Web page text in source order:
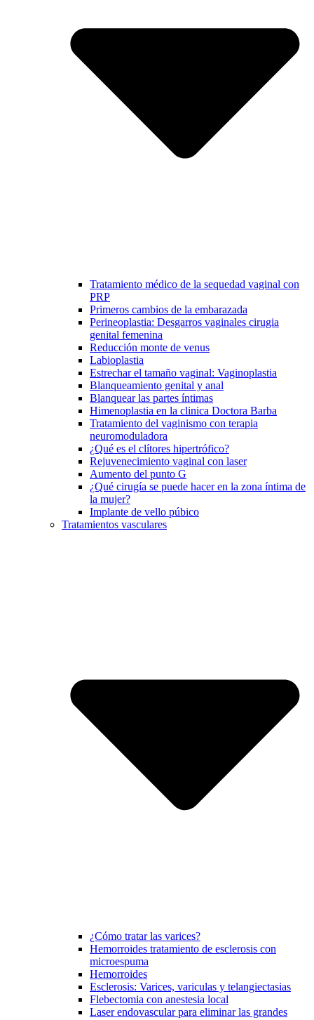
Tratamiento médico de la sequedad vaginal con
PRP
Primeros cambios de la embarazada
Perineoplastia: Desgarros vaginales cirugia
genital femenina
Reducción monte de venus
Labioplastia
Estrechar el tamaño vaginal: Vaginoplastia
Blanqueamiento genital y anal
Blanquear las partes íntimas
Himenoplastia en la clinica Doctora Barba
Tratamiento del vaginismo con terapia
neuromoduladora
¿Qué es el clítores hipertrófico?
Rejuvenecimiento vaginal con laser
Aumento del punto G
¿Qué cirugía se puede hacer en la zona íntima de
la mujer?
Implante de vello púbico
Tratamientos vasculares
¿Cómo tratar las varices?
Hemorroides tratamiento de esclerosis con
microespuma
Hemorroides
Esclerosis: Varices, variculas y telangiectasias
Flebectomia con anestesia local
Laser endovascular para eliminar las grandes